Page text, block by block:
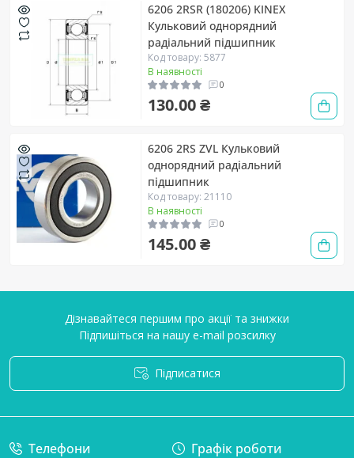
6206 2RSR (180206) KINEX
Кульковий однорядний
радіальний підшипник
Код товару: 5877
В наявності
0
130.00 ₴
6206 2RS ZVL Кульковий
однорядний радіальний
підшипник
Код товару: 21110
В наявності
0
145.00 ₴
Дізнавайтеся першим про акції та знижки
Підпишіться на нашу e-mail розсилку
Підписатися
Телефони Графік роботи